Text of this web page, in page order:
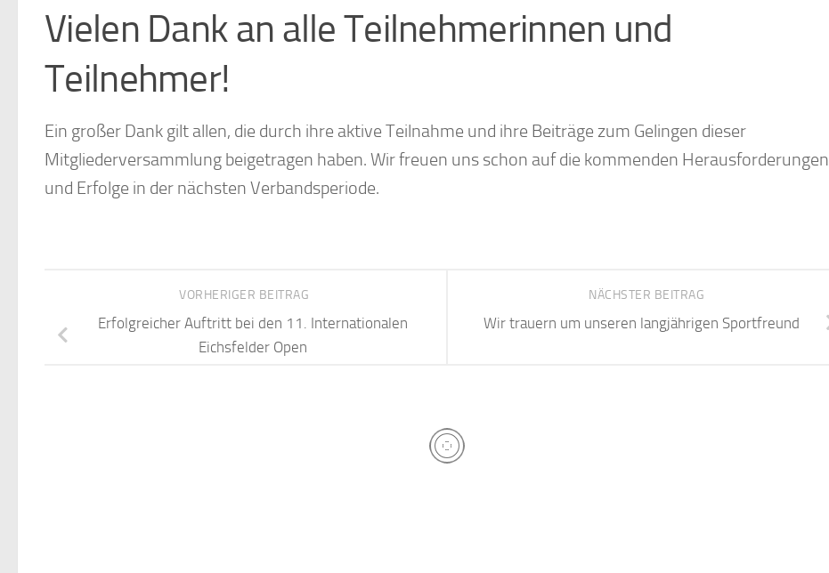
Vielen Dank an alle Teilnehmerinnen und
Teilnehmer!
Ein großer Dank gilt allen, die durch ihre aktive Teilnahme und ihre Beiträge zum Gelingen dieser
Mitgliederversammlung beigetragen haben. Wir freuen uns schon auf die kommenden Herausforderungen
und Erfolge in der nächsten Verbandsperiode.
NÄCHSTER BEITRAG
Wir trauern um unseren langjährigen Sportfreund
VORHERIGER BEITRAG
Erfolgreicher Auftritt bei den 11. Internationalen
Eichsfelder Open